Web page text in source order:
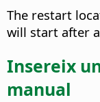
The restart
will start after
Insereix
manual